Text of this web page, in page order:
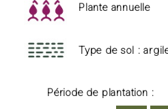
Plante annuelle
Type de sol :
Période de plantation :